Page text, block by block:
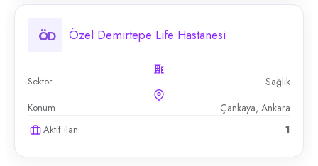
ÖD Özel Demirtepe Life Hastanesi
Sektör Sağlık
Konum Çankaya, Ankara
Aktif ilan 1